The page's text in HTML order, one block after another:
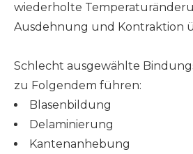
wiederholte
Ausdehnung und Kontraktion
Schlecht ausgewählte
zu Folgendem führen:
Blasenbildung
Delaminierung
Kantenanhebung